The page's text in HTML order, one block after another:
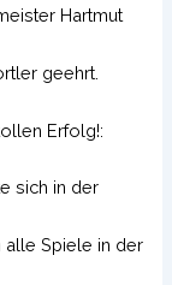
Hartmut
geehrt.
Erfolg!:
sich in der
alle Spiele in der